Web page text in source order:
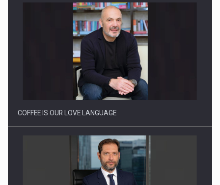
Cum invatam sa spunem nu intr-o cultura care pedepseste…
COFFEE IS OUR LOVE LANGUAGE